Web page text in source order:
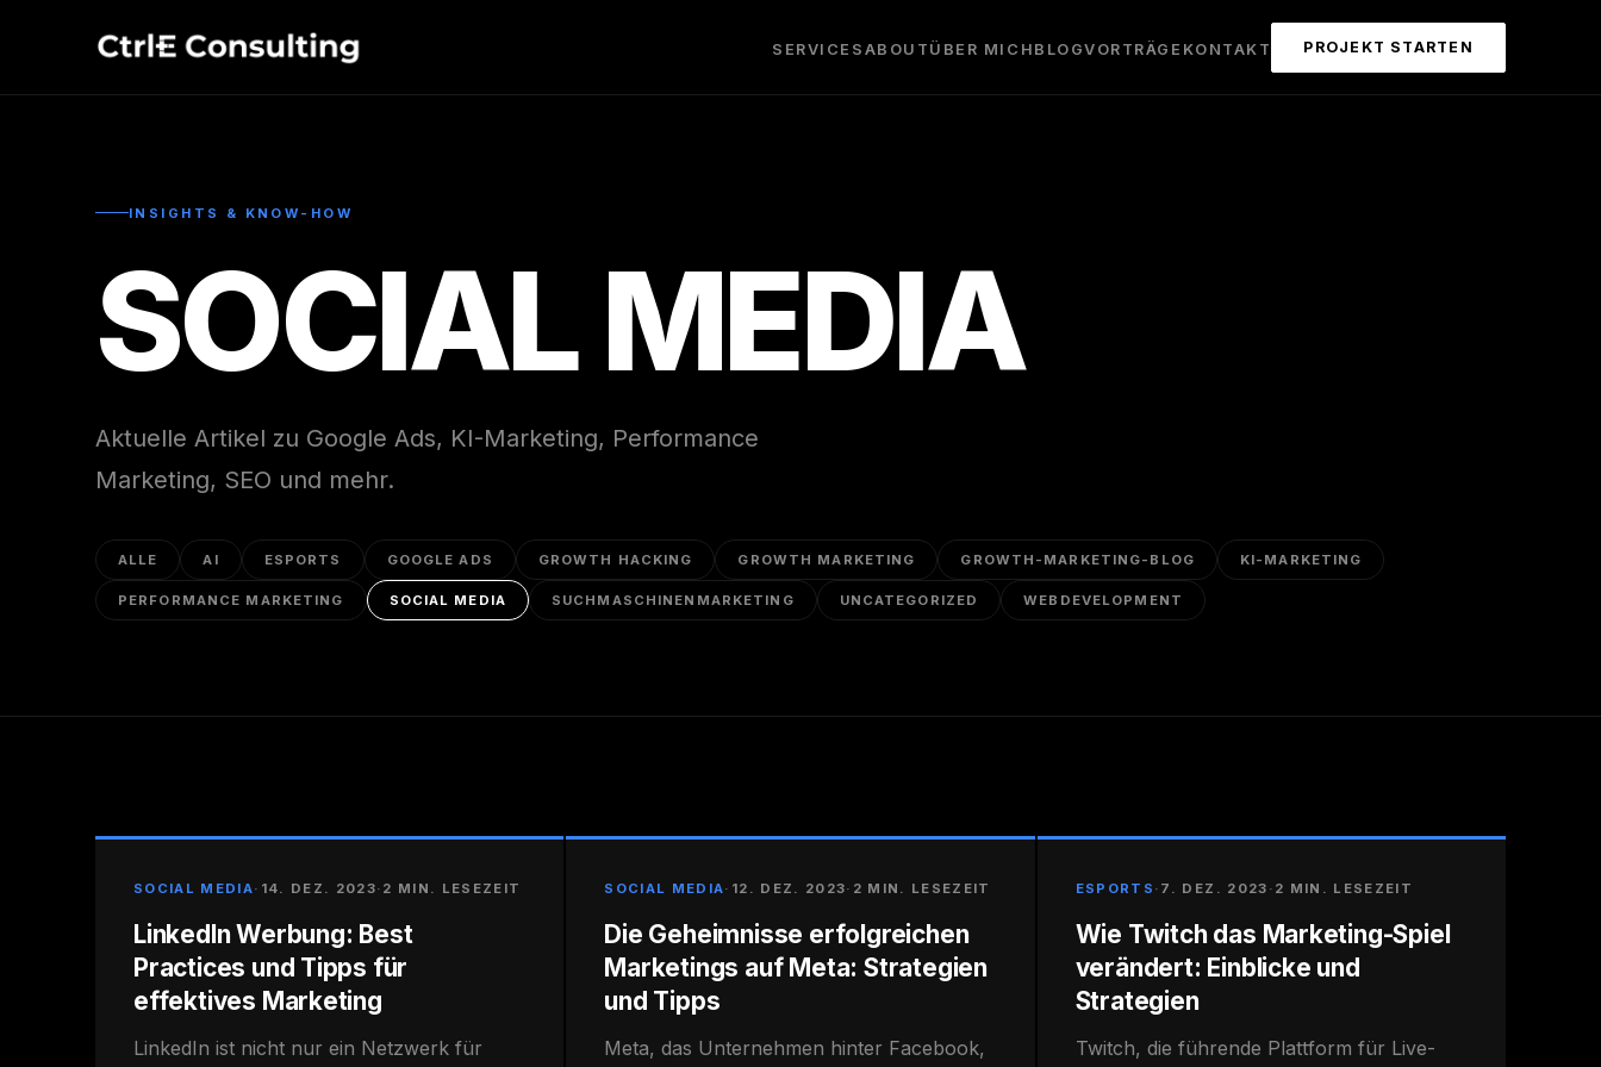
SERVICES ABOUT ÜBER MICH BLOGVORTRÄGE KONTAKT PROJEKT STARTEN
INSIGHTS & KNOW-HOW
SOCIAL MEDIA
Aktuelle Artikel zu Google Ads, KI-Marketing, Performance
Marketing, SEO und mehr.
ALLE AI ESPORTS GOOGLE ADS GROWTH HACKING GROWTH MARKETING GROWTH-MARKETING-BLOG KI-MARKETING
PERFORMANCE MARKETING SOCIAL MEDIA SUCHMASCHINENMARKETING UNCATEGORIZED WEBDEVELOPMENT
SOCIAL MEDIA· 14. DEZ. 2023· 2 MIN. LESEZEIT
LinkedIn Werbung: Best
Practices und Tipps für
effektives Marketing
LinkedIn ist nicht nur ein Netzwerk für
SOCIAL MEDIA· 12. DEZ. 2023· 2 MIN. LESEZEIT
Die Geheimnisse erfolgreichen
Marketings auf Meta: Strategien
und Tipps
Meta, das Unternehmen hinter Facebook,
ESPORTS · 7. DEZ. 2023 · 2 MIN. LESEZEIT
Wie Twitch das Marketing-Spiel
verändert: Einblicke und
Strategien
Twitch, die führende Plattform für Live-